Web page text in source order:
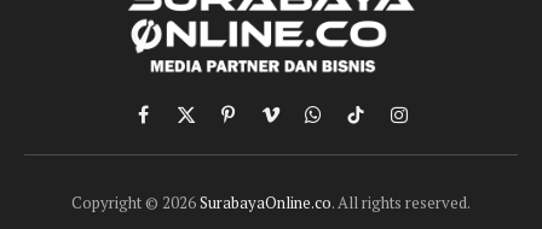
Facebook
X
(Twitter)
PinterestVimeoWhatsApp
TikTokInstagram
Copyright © 2026SurabayaOnline.co. All rights reserved.